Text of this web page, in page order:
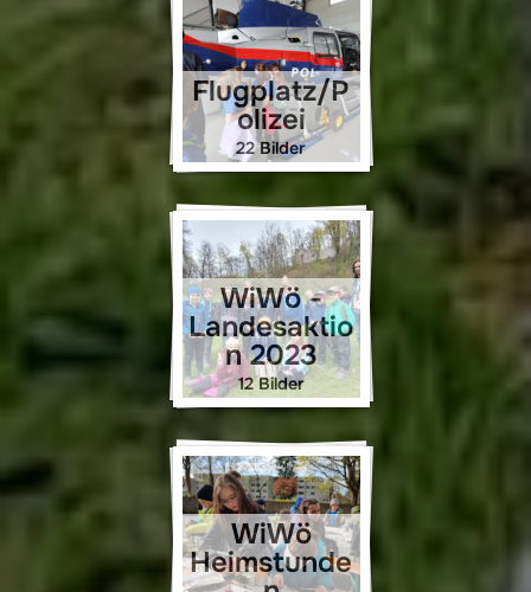
Flugplatz/P
olizei
22 Bilder
WiWö -
Landesaktio
n 2023
12 Bilder
WiWö
Heimstunde